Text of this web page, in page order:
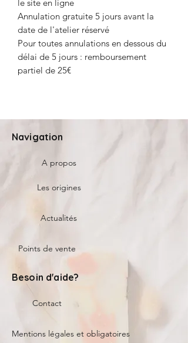
le site en ligne
Annulation gratuite 5 jours avant la
date de l'atelier réservé
Pour toutes annulations en dessous du
délai de 5 jours : remboursement
partiel de 25€
Navigation
A propos
Les origines
Actualités
Points de vente
Besoin d'aide?
Contact
Mentions légales et obligatoires